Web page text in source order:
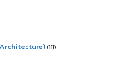
(111)